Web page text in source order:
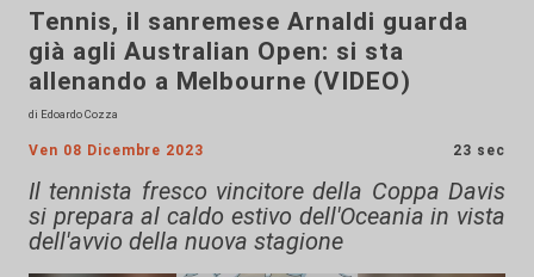
Tennis, il sanremese Arnaldi guarda
già agli Australian Open: si sta
allenando a Melbourne (VIDEO)
di Edoardo Cozza
Ven 08 Dicembre 2023 23 sec
Il tennista fresco vincitore della Coppa Davis
si prepara al caldo estivo dell'Oceania in vista
dell'avvio della nuova stagione